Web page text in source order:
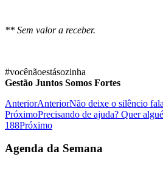
** Sem valor a receber.
#vocênãoestásozinha⠀⠀⠀⠀
Gestão Juntos Somos Fortes
AnteriorAnteriorNão deixe o silêncio
PróximoPrecisando de ajuda? Quer
188Próximo
Agenda da Semana